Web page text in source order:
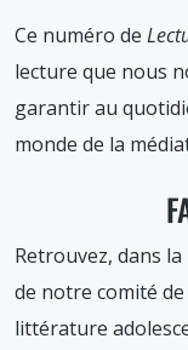
Ce numéro de
lecture que nous
garantir au
monde de la
Retrouvez, dans la
de notre comité
littérature